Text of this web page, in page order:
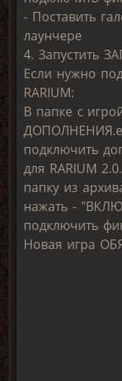
- Поставить
лаунчере
4. Запустить
Если нужно
RARIUM:
В папке с
подключить
для RARIUM
папку из
нажать -
подключить
Новая игра